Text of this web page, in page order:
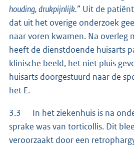
houding, drukpijnlijk.” Uit de
dat uit het overige onderzoek
naar voren kwamen. Na overleg
heeft de dienstdoende huisarts
klinische beeld, het niet pluis
huisarts doorgestuurd naar de
het E.
3.3 In het ziekenhuis is na
sprake was van torticollis. Dit
veroorzaakt door een